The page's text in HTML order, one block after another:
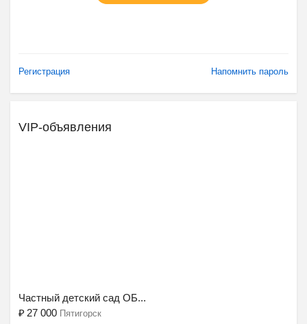
Регистрация Напомнить пароль
VIP-объявления
Частный детский сад ОБ...
₽ 27 000 Пятигорск